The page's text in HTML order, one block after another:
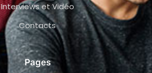
Interviews et Vidéo
Contacts
Pages